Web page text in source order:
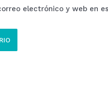
electrónico y web en